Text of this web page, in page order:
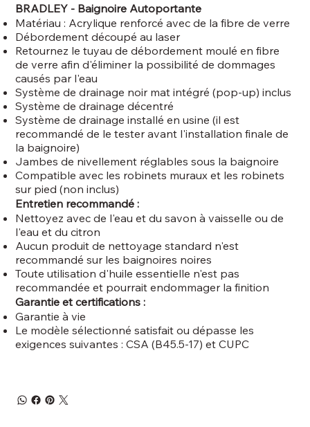
BRADLEY - Baignoire Autoportante
Matériau : Acrylique renforcé avec de la fibre de verre
Débordement découpé au laser
Retournez le tuyau de débordement moulé en fibre
de verre afin d'éliminer la possibilité de dommages
causés par l'eau
Système de drainage noir mat intégré (pop-up) inclus
Système de drainage décentré
Système de drainage installé en usine (il est
recommandé de le tester avant l'installation finale de
la baignoire)
Jambes de nivellement réglables sous la baignoire
Compatible avec les robinets muraux et les robinets
sur pied (non inclus)
Entretien recommandé :
Nettoyez avec de l'eau et du savon à vaisselle ou de
l'eau et du citron
Aucun produit de nettoyage standard n'est
recommandé sur les baignoires noires
Toute utilisation d'huile essentielle n'est pas
recommandée et pourrait endommager la finition
Garantie et certifications :
Garantie à vie
Le modèle sélectionné satisfait ou dépasse les
exigences suivantes : CSA (B45.5-17) et CUPC